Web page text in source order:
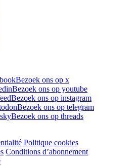
Bezoek ons op x
Bezoek ons op youtube
Bezoek ons op instagram
Bezoek ons op telegram
Bezoek ons op threads
Politique cookies
Conditions d’abonnement